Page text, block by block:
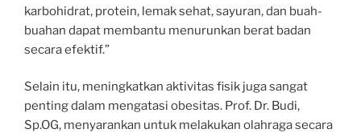
karbohidrat, protein, lemak sehat, sayuran, dan buah-
buahan dapat membantu menurunkan berat badan
secara efektif.”
Selain itu, meningkatkan aktivitas fisik juga sangat
penting dalam mengatasi obesitas. Prof. Dr. Budi,
Sp.OG, menyarankan untuk melakukan olahraga secara